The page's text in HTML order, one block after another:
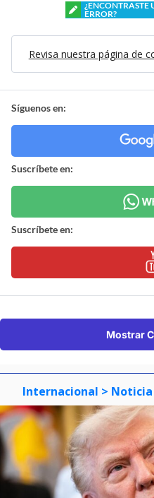
¿ENCONTRASTE
ERROR?
Revisa nuestra página de
Síguenos en:
Suscríbete en:
Suscríbete en:
Mostrar
Internacional > Noticia